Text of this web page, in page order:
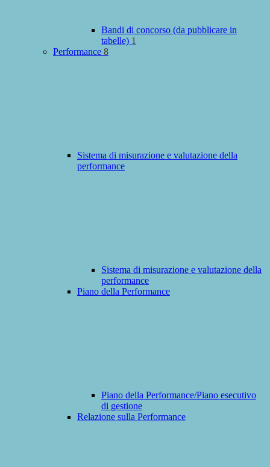
Bandi di concorso (da pubblicare in
tabelle) 1
Performance 8
Sistema di misurazione e valutazione della
performance
Sistema di misurazione e valutazione della
performance
Piano della Performance
Piano della Performance/Piano esecutivo
di gestione
Relazione sulla Performance